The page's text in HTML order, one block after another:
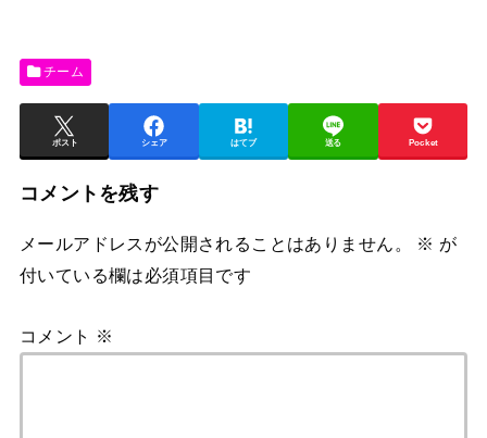
チーム
ポスト シェア はてブ 送る Pocket
コメントを残す
メールアドレスが公開されることはありません。 ※ が
付いている欄は必須項目です
コメント ※